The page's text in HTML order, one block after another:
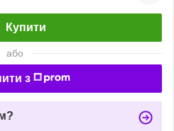
Купити
або
з